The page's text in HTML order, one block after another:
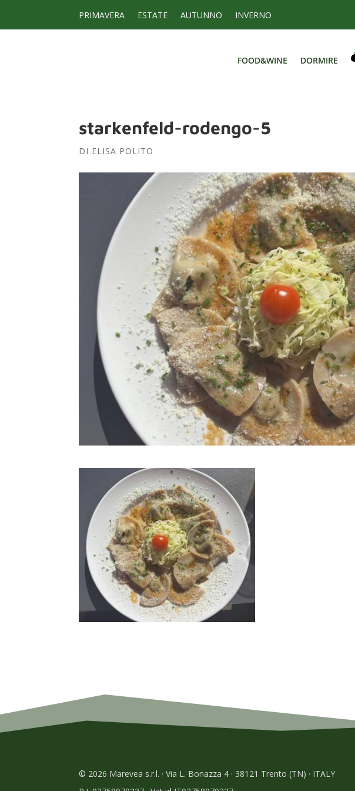
PRIMAVERA ESTATE AUTUNNO INVERNO
FOOD&WINE DORMIRE
FOOD&WINE DORMIRE
starkenfeld-rodengo-5
DI ELISA POLITO
© 2026 Marevea s.r.l. · Via L. Bonazza 4 · 38121 Trento (TN) · ITALY